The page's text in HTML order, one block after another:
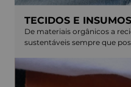
TECIDOS E INSUMOS
De materiais orgânicos a
sustentáveis sempre que